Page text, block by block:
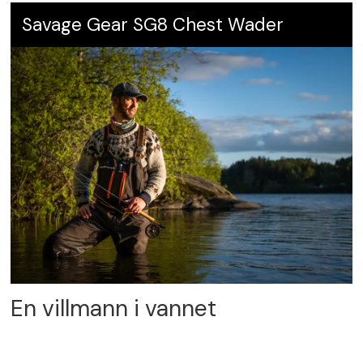
Savage Gear SG8 Chest Wader
En villmann i vannet